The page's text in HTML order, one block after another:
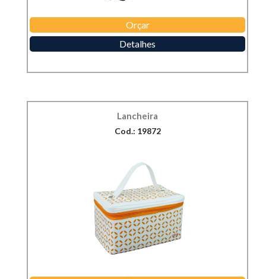
Orçar
Detalhes
Lancheira
Cod.: 19872